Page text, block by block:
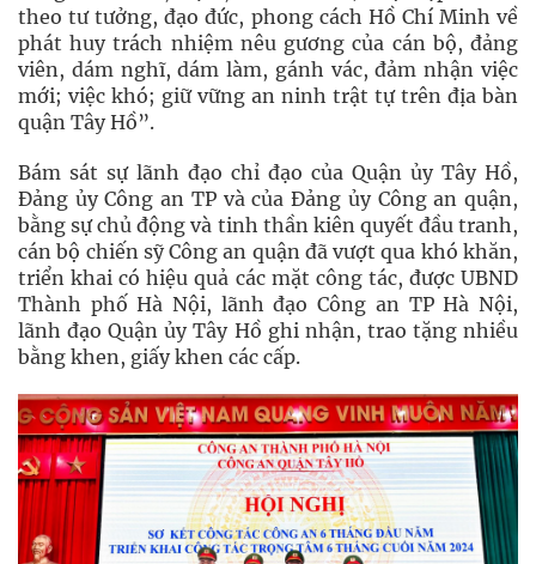
theo tư tưởng, đạo đức, phong cách Hồ Chí Minh về
phát huy trách nhiệm nêu gương của cán bộ, đảng
viên, dám nghĩ, dám làm, gánh vác, đảm nhận việc
mới; việc khó; giữ vững an ninh trật tự trên địa bàn
quận Tây Hồ”.
Bám sát sự lãnh đạo chỉ đạo của Quận ủy Tây Hồ,
Đảng ủy Công an TP và của Đảng ủy Công an quận,
bằng sự chủ động và tinh thần kiên quyết đầu tranh,
cán bộ chiến sỹ Công an quận đã vượt qua khó khăn,
triển khai có hiệu quả các mặt công tác, được UBND
Thành phố Hà Nội, lãnh đạo Công an TP Hà Nội,
lãnh đạo Quận ủy Tây Hồ ghi nhận, trao tặng nhiều
bằng khen, giấy khen các cấp.